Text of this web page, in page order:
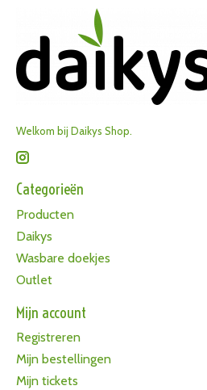
Welkom bij Daikys Shop.
Categorieën
Producten
Daikys
Wasbare doekjes
Outlet
Mijn account
Registreren
Mijn bestellingen
Mijn tickets